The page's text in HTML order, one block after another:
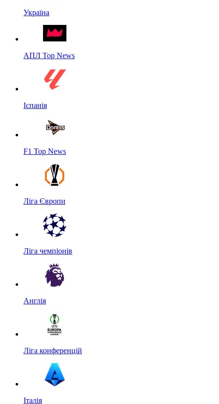
Україна
АПЛ Top News
Іспанія
F1 Top News
Ліга Європи
Ліга чемпіонів
Англія
Ліга конференцій
Італія